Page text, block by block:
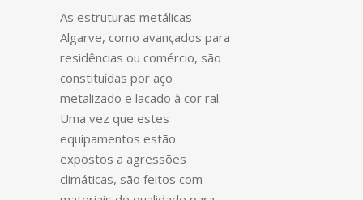
As estruturas metálicas
Algarve, como avançados para
residências ou comércio, são
constituídas por aço
metalizado e lacado à cor ral.
Uma vez que estes
equipamentos estão
expostos a agressões
climáticas, são feitos com